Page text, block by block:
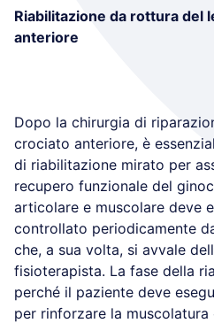
Riabilitazione da rottura del
anteriore
Dopo la chirurgia di
crociato anteriore, è
di riabilitazione mirato per
recupero funzionale del
articolare e muscolare deve
controllato periodicamente
che, a sua volta, si avvale
fisioterapista. La fase della
perché il paziente deve
per rinforzare la